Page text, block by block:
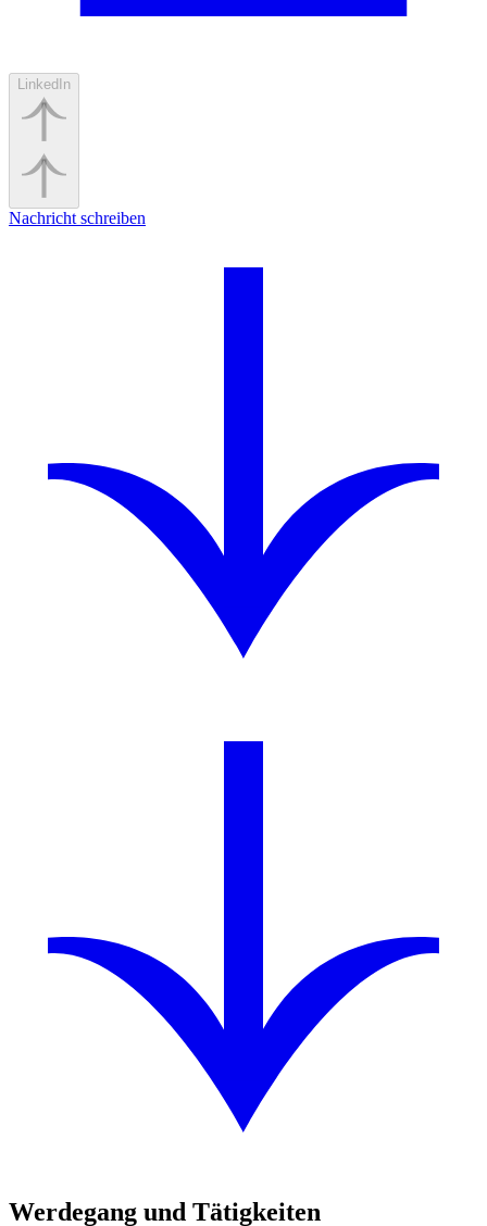
LinkedIn
Nachricht schreiben
Werdegang und Tätigkeiten